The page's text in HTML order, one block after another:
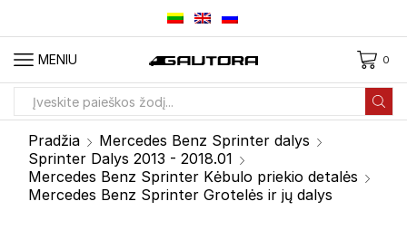
MENIU 0
Pradžia
Mercedes Benz Sprinter dalys
Sprinter Dalys 2013 - 2018.01
Mercedes Benz Sprinter Kėbulo priekio detalės
Mercedes Benz Sprinter Grotelės ir jų dalys